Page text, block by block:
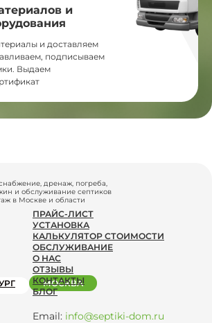
и
и доставляем
подписываем
Выдаем
дренаж, погреба,
и обслуживание септиков
в Москве и области
ПРАЙС-ЛИСТ
УСТАНОВКА
КАЛЬКУЛЯТОР СТОИМОСТИ
ОБСЛУЖИВАНИЕ
О НАС
ОТЗЫВЫ
КОНТАКТЫ
БЛОГ
Email: info@septiki-dom.ru
МОСКВА